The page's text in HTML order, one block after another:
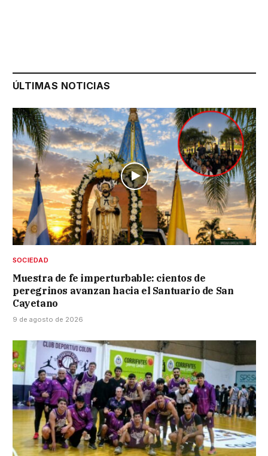
ÚLTIMAS NOTICIAS
SOCIEDAD
Muestra de fe imperturbable: cientos de
peregrinos avanzan hacia el Santuario de San
Cayetano
9 de agosto de 2026